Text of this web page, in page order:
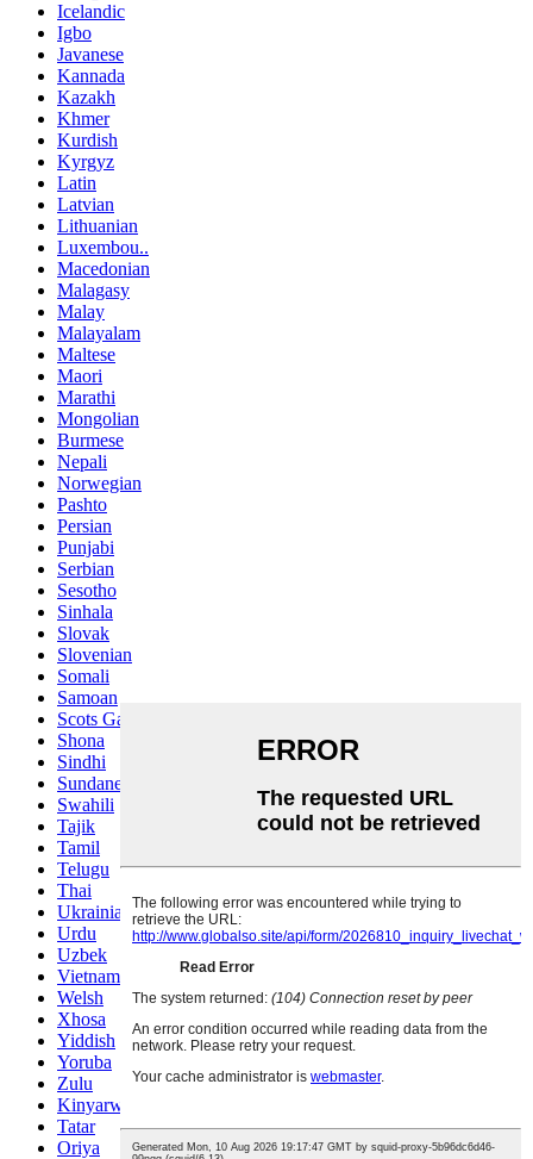
Icelandic
Igbo
Javanese
Kannada
Kazakh
Khmer
Kurdish
Kyrgyz
Latin
Latvian
Lithuanian
Luxembou..
Macedonian
Malagasy
Malay
Malayalam
Maltese
Maori
Marathi
Mongolian
Burmese
Nepali
Norwegian
Pashto
Persian
Punjabi
Serbian
Sesotho
Sinhala
Slovak
Slovenian
Somali
Samoan
Scots Gaelic
Shona
Sindhi
Sundanese
Swahili
Tajik
Tamil
Telugu
Thai
Ukrainian
Urdu
Uzbek
Vietnamese
Welsh
Xhosa
Yiddish
Yoruba
Zulu
Kinyarwanda
Tatar
Oriya